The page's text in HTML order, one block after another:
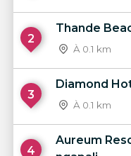
2
Thande
À 0.1 km
3
Diamond
À 0.1 km
4
Aureum